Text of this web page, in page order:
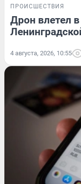
ПРОИСШЕСТВИЯ
Дрон влетел
4 августа, 2026, 10:55